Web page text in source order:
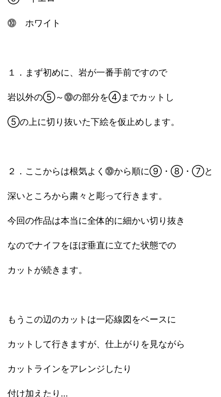
⓾ ホワイト
１．まず初めに、岩が一番手前ですので
岩以外の⑤～⓾の部分を④までカットし
⑤の上に切り抜いた下絵を仮止めします。
２．ここからは根気よく⓾から順に⑨・⑧・⑦と
深いところから粛々と彫って行きます。
今回の作品は本当に全体的に細かい切り抜き
なのでナイフをほぼ垂直に立てた状態での
カットが続きます。
もうこの辺のカットは一応線図をベースに
カットして行きますが、仕上がりを見ながら
カットラインをアレンジしたり
付け加えたり…